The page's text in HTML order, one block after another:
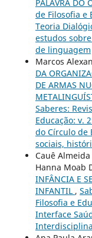
PALAVRA DO
de Filosofia e
Teoria
estudos
de linguagem
Marcos
DA
DE ARMAS
Saberes:
Educação: v.
do Círculo de
sociais,
Cauê
Hanna Moab
INFÂNCIA E
INFANTIL ,
Filosofia e
Interface